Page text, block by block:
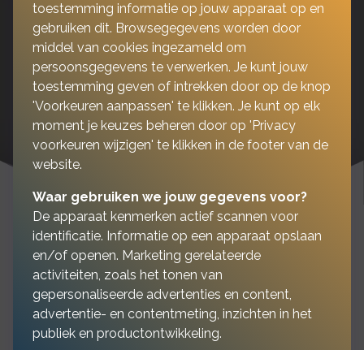
In een onderneming is
vaak sprake van meer dan
één eigenaar
toestemming informatie op jouw apparaat op en
gebruiken dit. Browsegegevens worden door
middel van cookies ingezameld om
persoonsgegevens te verwerken. Je kunt jouw
toestemming geven of intrekken door op de knop
'Voorkeuren aanpassen' te klikken. Je kunt op elk
moment je keuzes beheren door op 'Privacy
voorkeuren wijzigen' te klikken in de footer van de
website.
Waar gebruiken we jouw gegevens voor?
De apparaat kenmerken actief scannen voor
identificatie. Informatie op een apparaat opslaan
en/of openen. Marketing gerelateerde
activiteiten, zoals het tonen van
gepersonaliseerde advertenties en content,
advertentie- en contentmeting, inzichten in het
publiek en productontwikkeling.